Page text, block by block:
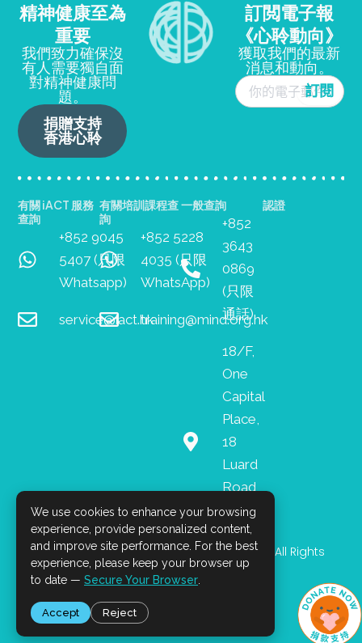
精神健康至為
重要
我們致力確保沒
有人需要獨自面
對精神健康問
題。
捐贈支持
香港心聆
訂閲電子報
《心聆動向》
獲取我們的最新
消息和動向。
有關 iACT 服務
查詢
+852 9045
5407 (只限
Whatsapp)
service@iact.hk
有關培訓課程查
詢
+852 5228
4035 (只限
WhatsApp)
training@mind.org.hk
一般查詢
+852
3643
0869
(只限
通話)
18/F,
One
Capital
Place,
18
Luard
Road,
Wan
Chai
認證
I
n
s
a
g
r
F
a
c
b
o
o
L
i
n
e
d
i
© 2026 Mind HK. All Rights
Reserved.
We use cookies to enhance your browsing
experience, provide personalized content,
and improve site performance. For the best
experience, please keep your browser up
to date — Secure Your Browser
Accept Reject